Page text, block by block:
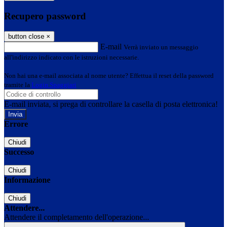
Recupero password
button close ×
E-mail Verrà inviato un messaggio
all'indirizzo indicato con le istruzioni necessarie.
Non hai una e-mail associata al nome utente? Effettua il reset della password
tramite la Login Spaggiari
E-mail inviata, si prega di controllare la casella di posta elettronica!
Errore
Chiudi
Successo
Chiudi
Informazione
Chiudi
Attendere...
Attendere il completamento dell'operazione...